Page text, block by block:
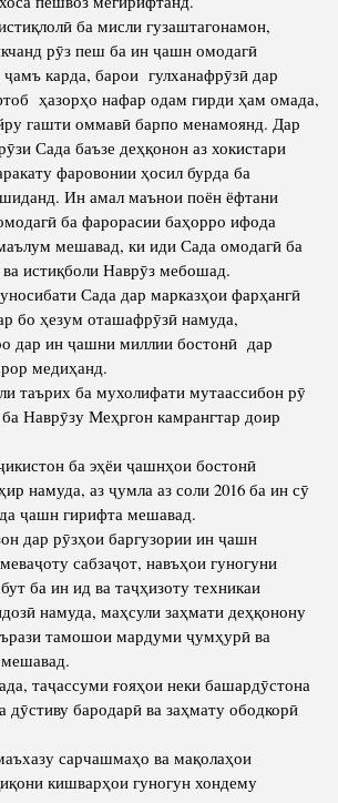
ба мисли гузаштагонамон,
рӯз пеш ба ин ҷашн омодагӣ
карда, барои гулханафрӯзӣ дар
ҳазорҳо нафар одам гирди ҳам омада,
гашти оммавӣ барпо менамоянд. Дар
Сада баъзе деҳқонон аз хокистари
фаровонии ҳосил бурда ба
Ин амал маънои поён ёфтани
ба фарорасии баҳорро ифода
мешавад, ки иди Сада омодагӣ ба
истиқболи Наврӯз мебошад.
Сада дар марказҳои фарҳангӣ
бо ҳезум оташафрӯзӣ намуда,
дар ин ҷашни миллии бостонӣ дар
медиҳанд.
таърих ба мухолифати мутаассибон рӯ
Наврӯзу Меҳргон камрангтар доир
ба эҳёи ҷашнҳои бостонӣ
намуда, аз ҷумла аз соли 2016 ба ин сӯ
ҷашн гирифта мешавад.
дар рӯзҳои баргузории ин ҷашн
сабзаҷот, навъҳои гуногуни
ба ин ид ва таҷҳизоту техникаи
намуда, маҳсули заҳмати деҳқонону
тамошои мардуми ҷумҳурӣ ва
таҷассуми ғояҳои неки башардӯстона
бародарӣ ва заҳмату ободкорӣ
сарчашмаҳо ва мақолаҳои
кишварҳои гуногун хондему